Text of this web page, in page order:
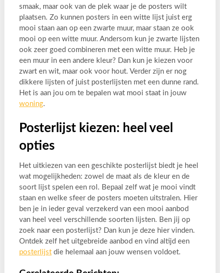
smaak, maar ook van de plek waar je de posters wilt
plaatsen. Zo kunnen posters in een witte lijst juist erg
mooi staan aan op een zwarte muur, maar staan ze ook
mooi op een witte muur. Andersom kun je zwarte lijsten
ook zeer goed combineren met een witte muur. Heb je
een muur in een andere kleur? Dan kun je kiezen voor
zwart en wit, maar ook voor hout. Verder zijn er nog
dikkere lijsten of juist posterlijsten met een dunne rand.
Het is aan jou om te bepalen wat mooi staat in jouw
woning.
Posterlijst kiezen: heel veel
opties
Het uitkiezen van een geschikte posterlijst biedt je heel
wat mogelijkheden: zowel de maat als de kleur en de
soort lijst spelen een rol. Bepaal zelf wat je mooi vindt
staan en welke sfeer de posters moeten uitstralen. Hier
ben je in ieder geval verzekerd van een mooi aanbod
van heel veel verschillende soorten lijsten. Ben jij op
zoek naar een posterlijst? Dan kun je deze hier vinden.
Ontdek zelf het uitgebreide aanbod en vind altijd een
posterlijstdie helemaal aan jouw wensen voldoet.